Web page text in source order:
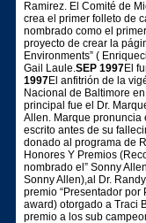
Ramirez. El Comité de
crea el primer folleto de
nombrado como el
proyecto de crear la
Environments” (
Gail Laule.SEP 1997El
1997El anfitrión de la
Nacional de Baltimore
principal fue el Dr.
Allen. Marque pronuncia
escrito antes de su
donado al programa de
Honores Y Premios
nombrado el” Sonny
Sonny Allen),al Dr.
premio “Presentador por
award) otorgado a Traci
premio a los sub